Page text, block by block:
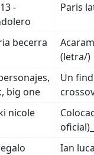
-
Paris
becerra
(letra/)
big one
Un
nicole
Ian